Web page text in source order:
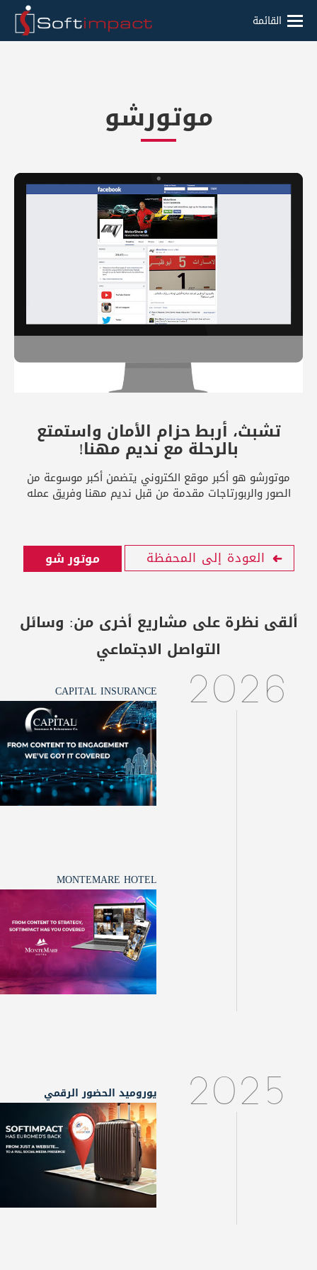
القائمة
موتورشو
تشبث، أربط حزام الأمان واستمتع
بالرحلة مع نديم مهنا!
موتورشو هو أكبر موقع الكتروني يتضمن أكبر موسوعة من
الصور والربورتاجات مقدمة من قبل نديم مهنا وفريق عمله
العودة إلى المحفظة موتور شو
ألقى نظرة على مشاريع أخرى من: وسائل
التواصل الاجتماعي
2026
CAPITAL INSURANCE
MONTEMARE HOTEL
2025 يوروميد الحضور الرقمي